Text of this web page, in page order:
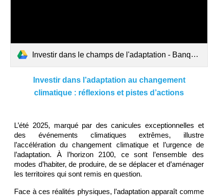
Investir dans le champs de l'adaptation - Banque des Territoires.pdf
Investir dans l’adaptation au changement
climatique : réflexions et pistes d’actions
L’été 2025, marqué par des canicules exceptionnelles et
des événements climatiques extrêmes, illustre
l’accélération du changement climatique et l’urgence de
l’adaptation. À l’horizon 2100, ce sont l’ensemble des
modes d’habiter, de produire, de se déplacer et d’aménager
les territoires qui sont remis en question.
Face à ces réalités physiques, l’adaptation apparaît comme